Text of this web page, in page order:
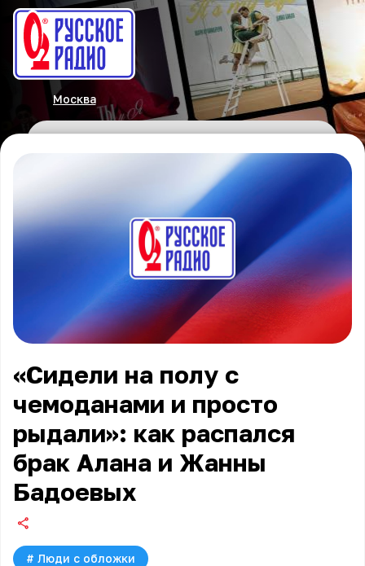
Москва
«Сидели на полу с
чемоданами и просто
рыдали»: как распался
брак Алана и Жанны
Бадоевых
# Люди с обложки